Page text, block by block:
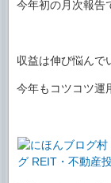
今年初の月次報告
収益は伸び悩んで
今年もコツコツ運